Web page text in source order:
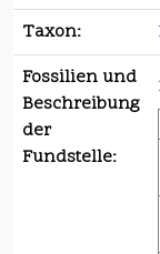
Taxon:
Fossilien und
Beschreibung
der
Fundstelle: